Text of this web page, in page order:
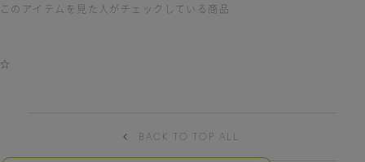
このアイテムを見た人がチェックしている商品
☆
BACK TO TOP ALL